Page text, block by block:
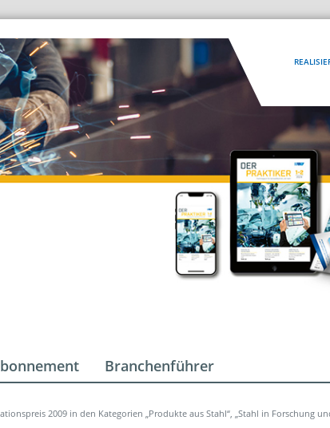
Branchenführer
2009 in den Kategorien „Produkte aus Stahl“, „Stahl in Forschung